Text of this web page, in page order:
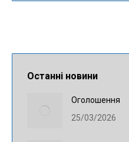
Останні новини
Оголошення
25/03/2026